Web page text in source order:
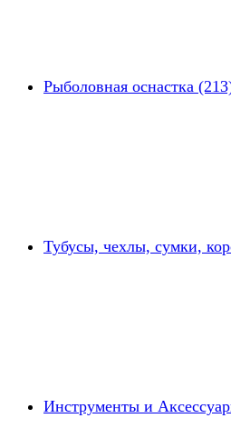
Рыболовная оснастка
Тубусы, чехлы, сумки,
Инструменты и